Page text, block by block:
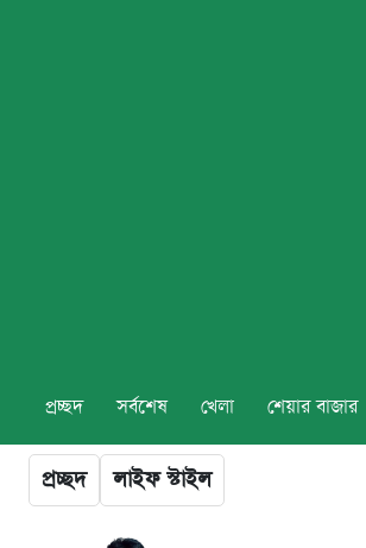
প্রচ্ছদ সর্বশেষ খেলা শেয়ার বাজার
প্রচ্ছদ লাইফ স্টাইল